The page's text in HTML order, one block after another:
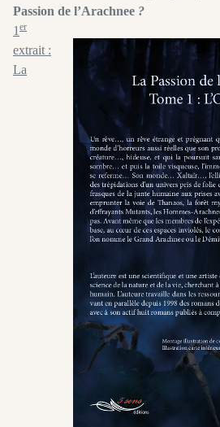
Passion de l’Arachnee ?
1 er
extrait :
La